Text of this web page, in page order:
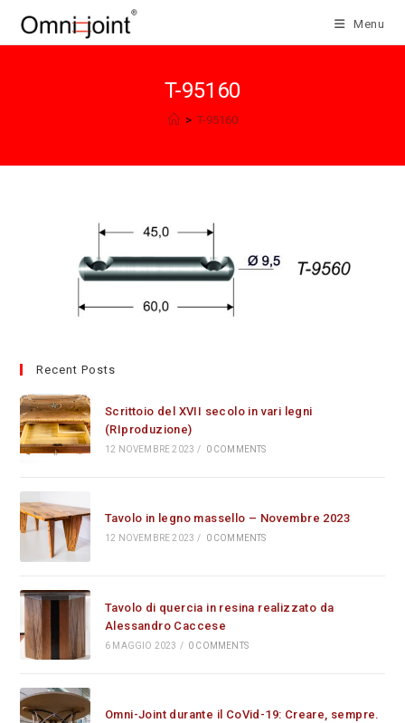
Menu
T-95160
> T-95160
Recent Posts
Scrittoio del XVII secolo in vari legni
(RIproduzione)
12 NOVEMBRE 2023 / 0 COMMENTS
Tavolo in legno massello – Novembre 2023
12 NOVEMBRE 2023 / 0 COMMENTS
Tavolo di quercia in resina realizzato da
Alessandro Caccese
6 MAGGIO 2023 / 0 COMMENTS
Omni-Joint durante il CoVid-19: Creare, sempre.